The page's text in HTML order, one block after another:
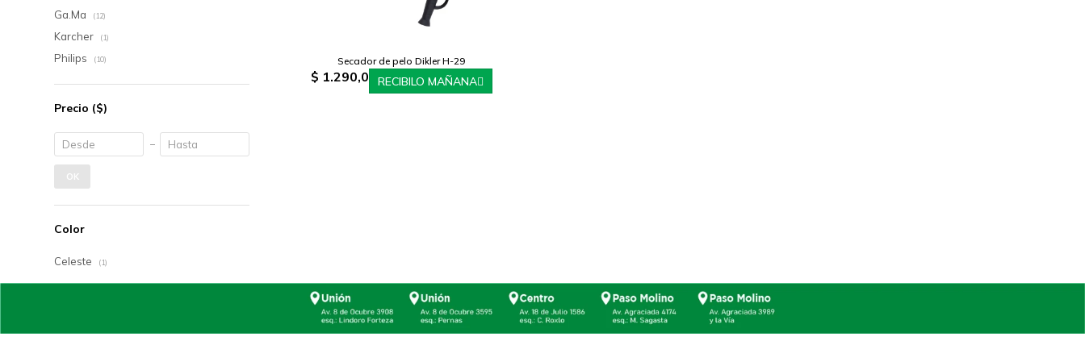
Secador de pelo Dikler H-29
$ 1.290,0 RECIBILO MAÑANA
Ga.Ma (12)
Karcher (1)
Philips (10)
Precio ($)
OK
Color
Celeste (1)